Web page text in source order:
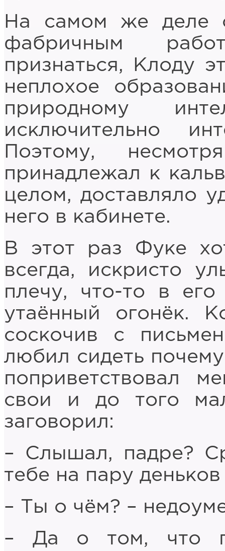
На самом же деле
фабричным
признаться, Клоду
неплохое
природному
исключительно
Поэтому,
принадлежал к
целом, доставляло
него в кабинете.
В этот раз Фуке
всегда, искристо
плечу, что-то в его
утаённый огонёк.
соскочив с
любил сидеть
поприветствовал
свои и до того
заговорил:
– Слышал, падре?
тебе на пару
– Ты о чём? –
– Да о том, что